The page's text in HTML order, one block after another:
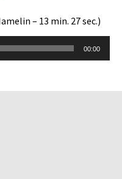
– 13 min. 27 sec.)
00:00